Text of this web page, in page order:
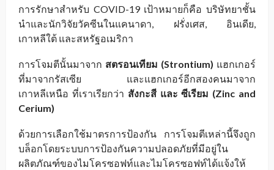
การรักษาสำหรับ COVID-19 เป้าหมายก็คือ บริษัทยาชั้น
นำและนักวิจัยวัคซีนในแคนาดา, ฝรั่งเศส, อินเดีย,
เกาหลีใต้ และสหรัฐอเมริกา
การโจมตีนั้นมาจาก สตรอนเทียม (Strontium) แฮกเกอร์
ที่มาจากรัสเซีย และแฮกเกอร์อีกสองคนมาจาก
เกาหลีเหนือ ที่เราเรียกว่า สังกะสี และ ซีเรียม (Zinc and
Cerium)
ด้วยการเลือกใช้มาตรการป้องกัน การโจมตีเหล่านี้จึงถูก
บล็อกโดยระบบการป้องกันความปลอดภัยที่มีอยู่ใน
ผลิตภัณฑ์ของไมโครซอฟท์และไมโครซอฟท์ได้แจ้งให้